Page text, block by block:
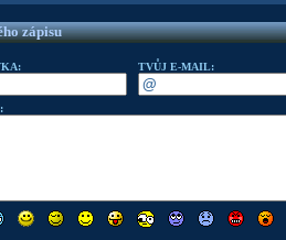
zápisu
TVŮJ E-MAIL: